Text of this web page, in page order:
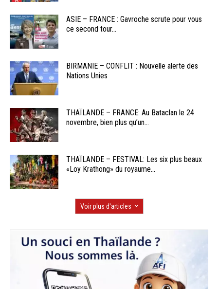
ASIE – FRANCE : Gavroche scrute pour vous
ce second tour...
BIRMANIE – CONFLIT : Nouvelle alerte des
Nations Unies
THAÏLANDE – FRANCE: Au Bataclan le 24
novembre, bien plus qu’un...
THAÏLANDE – FESTIVAL: Les six plus beaux
«Loy Krathong» du royaume...
Voir plus d'articles